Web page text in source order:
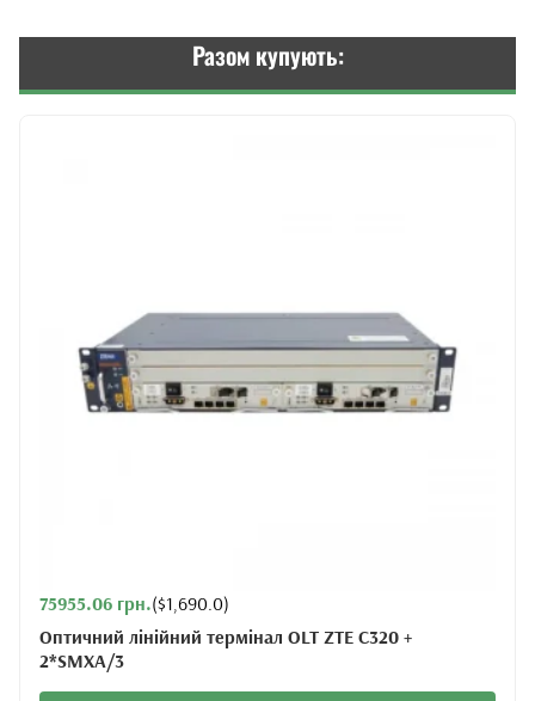
Разом купують:
75955.06 грн.($1,690.0)
Оптичний лінійний термінал OLT ZTE C320 +
2*SMXA/3